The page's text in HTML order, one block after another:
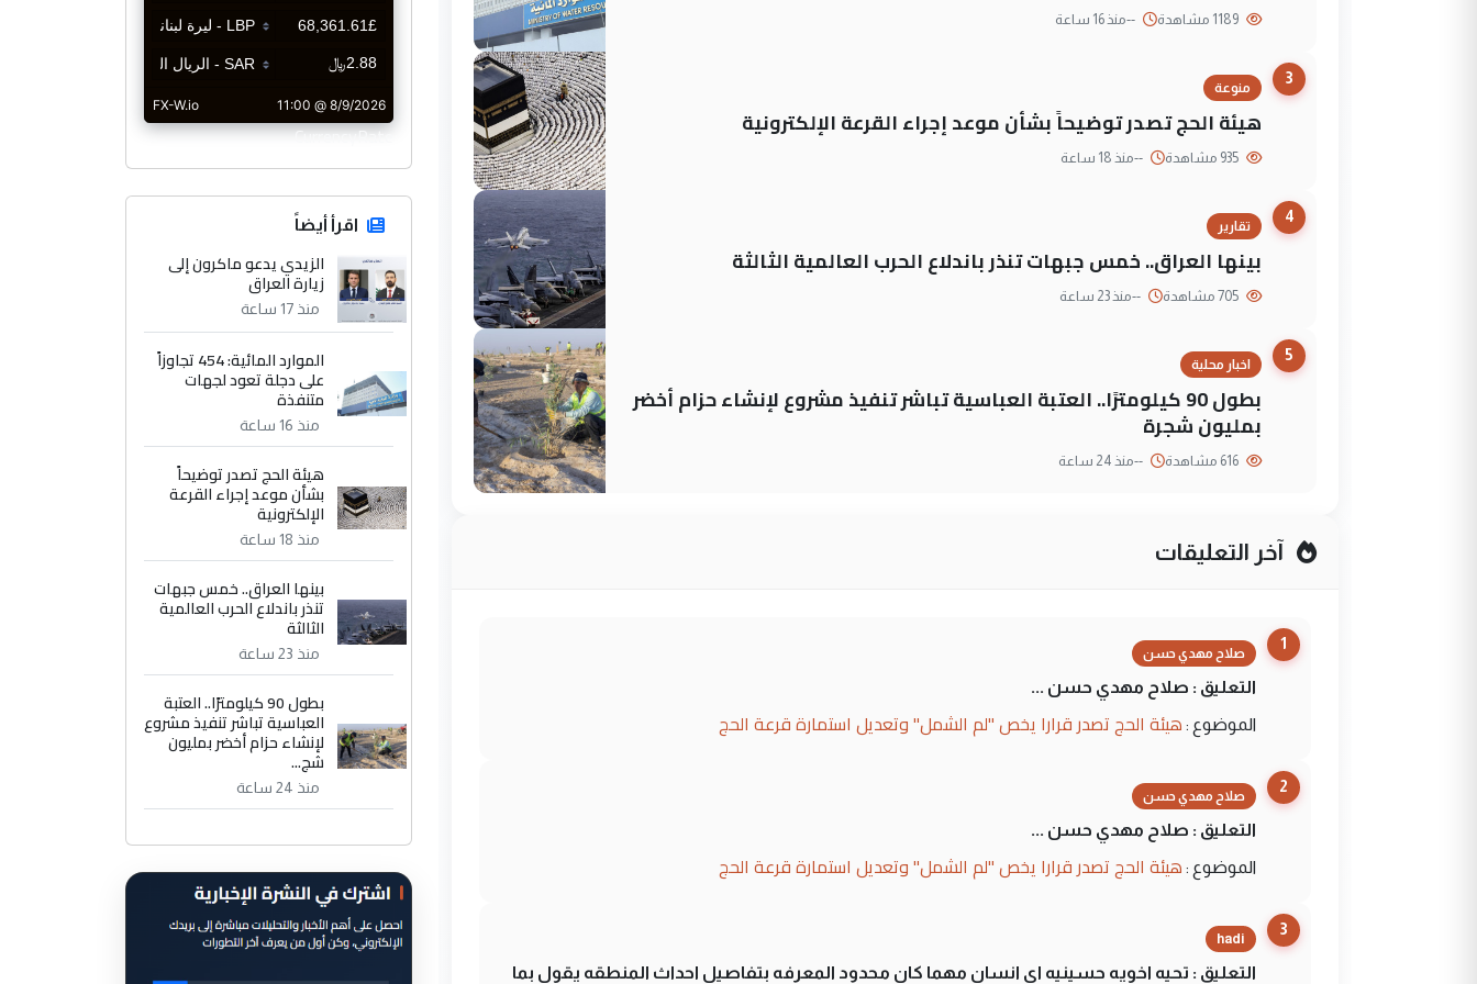
--منذ 16 ساعة
3
منوعة
هيئة الحج تصدر توضيحاً بشأن موعد إجراء القرعة الإلكترونية
--منذ 18 ساعة
4
تقارير
بينها العراق.. خمس جبهات تنذر باندلاع الحرب العالمية الثالثة
--منذ 23 ساعة
5
اخبار محلية
بطول 90 كيلومترًا.. العتبة العباسية تباشر تنفيذ مشروع لإنشاء حزام أخضر
بمليون شجرة
--منذ 24 ساعة
آخر التعليقات
1
صلاح مهدي حسن
التعليق : صلاح مهدي حسن ...
الموضوع : هيئة الحج تصدر قرارا يخص "لم الشمل" وتعديل استمارة قرعة الحج
2
صلاح مهدي حسن
التعليق : صلاح مهدي حسن ...
الموضوع : هيئة الحج تصدر قرارا يخص "لم الشمل" وتعديل استمارة قرعة الحج
3
hadi
التعليق : تحيه اخويه حسينيه اي انسان مهما كان محدود المعرفه بتفاصيل احداث المنطقه يقول بما
CurrencyRate
اقرأ أيضاً
الزيدي يدعو ماكرون إلى
زيارة العراق
منذ 17 ساعة
الموارد المائية: 454 تجاوزاً
على دجلة تعود لجهات
متنفذة
منذ 16 ساعة
هيئة الحج تصدر توضيحاً
بشأن موعد إجراء القرعة
الإلكترونية
منذ 18 ساعة
بينها العراق.. خمس جبهات
تنذر باندلاع الحرب العالمية
الثالثة
منذ 23 ساعة
بطول 90 كيلومترًا.. العتبة
العباسية تباشر تنفيذ مشروع
لإنشاء حزام أخضر بمليون
شج...
منذ 24 ساعة